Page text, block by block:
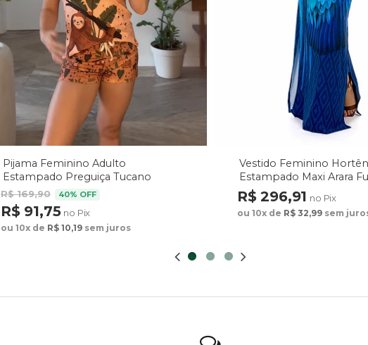
Pijama Feminino Adulto
Estampado Preguiça Tucano
Fundo Marrom
R$ 169,90 40% OFF
R$ 91,75 no Pix
ou 10x de R$ 10,19 sem juros
Vestido Feminino
Estampado Maxi Arara
R$ 296,91 no Pix
ou 10x de R$ 32,99 sem